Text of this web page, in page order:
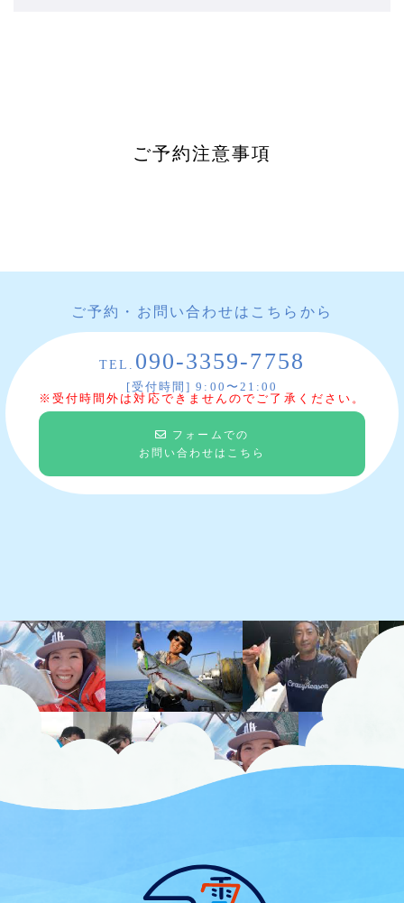
ご予約注意事項
ご予約・お問い合わせはこちらから
TEL. 090-3359-7758
[受付時間] 9:00〜21:00
※受付時間外は対応できませんのでご了承ください。
フォームでの
お問い合わせはこちら